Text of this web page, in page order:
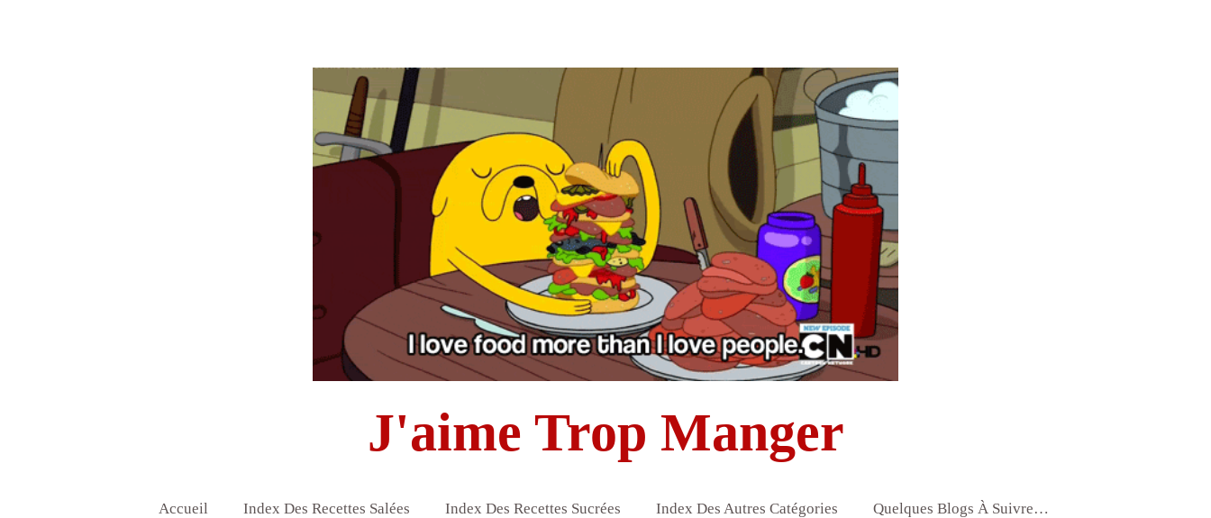
J'aime Trop Manger
Accueil Index Des Recettes Salées Index Des Recettes Sucrées Index Des Autres Catégories Quelques Blogs À Suivre…